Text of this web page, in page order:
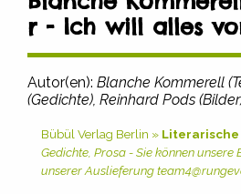
r - Ich will alles
Autor(en): Blanche Kommerell
(Gedichte), Reinhard Pods
Bübül Verlag Berlin » Literarische
Gedichte, Prosa - Sie können
unserer Auslieferung